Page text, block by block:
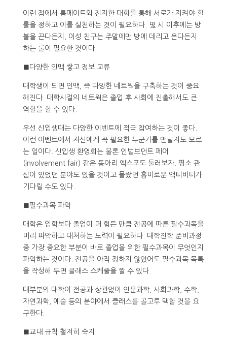
이런 점에서 룸메이트와 진지한 대화를 통해 서로가 지켜야 할
룰을 정하고 이를 실천하는 것이 필요하다. 몇 시 이후에는 방
불을 끈다든지, 이성 친구는 주말에만 방에 데리고 온다든지
하는 룰이 필요한 것이다.
■다양한 인맥 쌓고 정보 교류
대학생이 되면 인맥, 즉 다양한 네트웍을 구축하는 것이 중요
해진다. 대학시절의 네트웍은 졸업 후 사회에 진출해서도 큰
역할을 할 수 있다.
우선 신입생때는 다양한 이벤트에 적극 참여하는 것이 좋다.
이런 이벤트에서 자신에게 꼭 필요한 누군가를 만날지도 모르
는 일이다. 신입생 환영회는 물론 인벌브먼트 페어
(involvement fair) 같은 동아리 엑스포도 둘러보자. 평소 관
심이 있었던 분야도 있을 것이고 몰랐던 흥미로운 액티비티가
기다릴 수도 있다.
■필수과목 파악
대학은 입학보다 졸업이 더 힘든 만큼 전공에 따른 필수과목을
미리 파악하고 대처하는 노력이 필요하다. 대학진학 준비과정
중 가장 중요한 부분이 바로 졸업을 위한 필수과목이 무엇인지
파악하는 것이다. 전공을 아직 정하지 않았어도 필수과목 목록
을 작성해 두면 클래스 스케줄을 짤 수 있다.
대부분의 대학이 전공과 상관없이 인문과학, 사회과학, 수학,
자연과학, 예술 등의 분야에서 클래스를 골고루 택할 것을 요
구한다.
■교내 규칙 철저히 숙지